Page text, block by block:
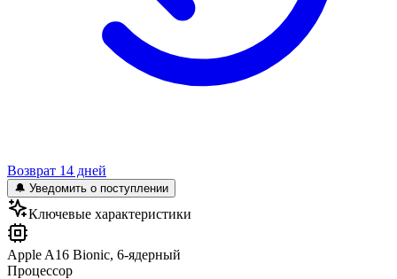
Возврат 14 дней
🔔 Уведомить о поступлении
Ключевые характеристики
Apple A16 Bionic, 6-ядерный
Процессор